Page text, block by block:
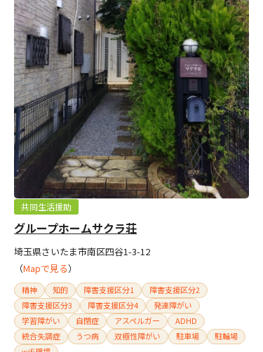
共同生活援助
グループホームサクラ荘
埼玉県さいたま市南区四谷1-3-12
（Mapで見る）
精神 知的 障害支援区分1
障害支援区分2
障害支援区分3
障害支援区分4
発達障がい
学習障がい
自閉症 アスペルガー
ADHD
統合失調症
うつ病 双極性障がい 駐車場
駐輪場